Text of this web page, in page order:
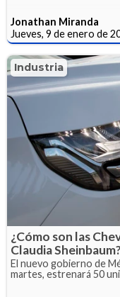
Jonathan Miranda
Jueves, 9 de enero de
Industria
¿Cómo son las
Claudia
El nuevo gobierno de
martes, estrenará 50